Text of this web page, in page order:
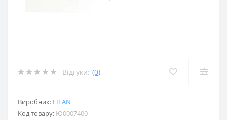
Відгуки: (0)
Виробник: LIFAN
Код товару: Ю0007400